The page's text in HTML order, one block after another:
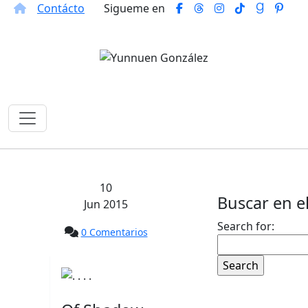
Contácto Sigueme en
10
Jun 2015
0 Comentarios
Buscar en
Search for: